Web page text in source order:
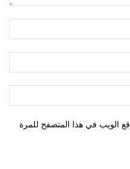
الويب في هذا المتصفح للمرة